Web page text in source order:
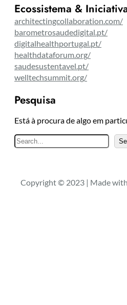
Ecossistema &
architectingcollaboration.com/
barometrosaudedigital.pt/
digitalhealthportugal.pt/
healthdataforum.org/
saudesustentavel.pt/
welltechsummit.org/
Pesquisa
Está à procura de algo em
P
e
u
Copyright © 2023 | Made